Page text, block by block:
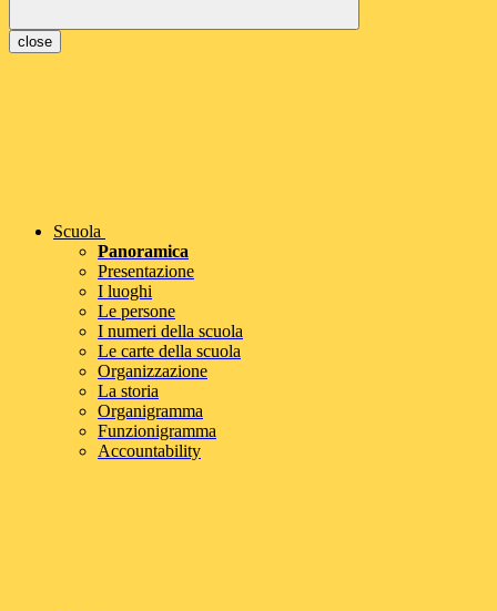
close
Scuola
Panoramica
Presentazione
I luoghi
Le persone
I numeri della scuola
Le carte della scuola
Organizzazione
La storia
Organigramma
Funzionigramma
Accountability